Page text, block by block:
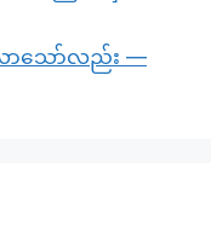
လာသော်လည်း —